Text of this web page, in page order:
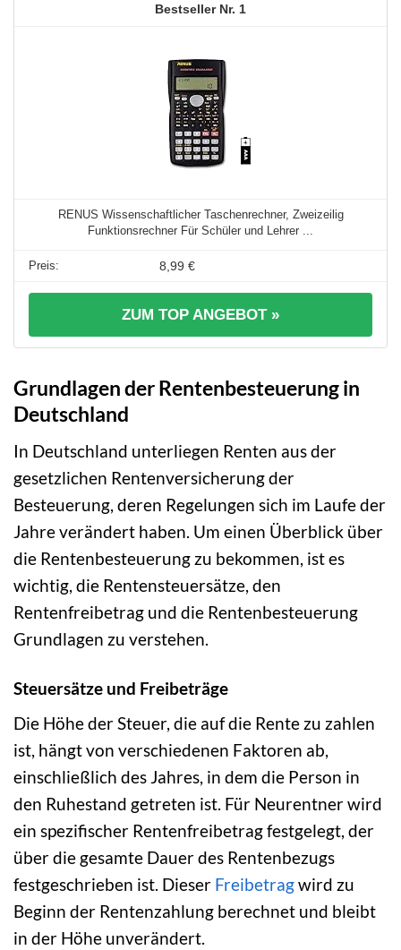
1
RENUS Wissenschaftlicher Taschenrechner, Zweizeilig
Funktionsrechner Für Schüler und Lehrer ...
8,99 €
ZUM TOP ANGEBOT »
Grundlagen der Rentenbesteuerung in
Deutschland
In Deutschland unterliegen Renten aus der
gesetzlichen Rentenversicherung der
Besteuerung, deren Regelungen sich im Laufe der
Jahre verändert haben. Um einen Überblick über
die Rentenbesteuerung zu bekommen, ist es
wichtig, die Rentensteuersätze, den
Rentenfreibetrag und die Rentenbesteuerung
Grundlagen zu verstehen.
Steuersätze und Freibeträge
Die Höhe der Steuer, die auf die Rente zu zahlen
ist, hängt von verschiedenen Faktoren ab,
einschließlich des Jahres, in dem die Person in
den Ruhestand getreten ist. Für Neurentner wird
ein spezifischer Rentenfreibetrag festgelegt, der
über die gesamte Dauer des Rentenbezugs
festgeschrieben ist. Dieser Freibetragwird zu
Beginn der Rentenzahlung berechnet und bleibt
in der Höhe unverändert.